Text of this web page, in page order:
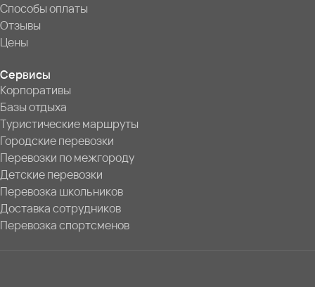
Способы оплаты
Отзывы
Цены
Сервисы
Корпоративы
Базы отдыха
Туристические маршруты
Городские перевозки
Перевозки по межгороду
Детские перевозки
Перевозка школьников
Доставка сотрудников
Перевозка спортсменов